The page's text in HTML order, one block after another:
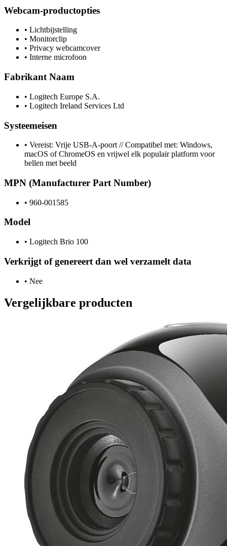
Webcam-productopties
• Lichtbijstelling
• Monitorclip
• Privacy webcamcover
• Interne microfoon
Fabrikant Naam
• Logitech Europe S.A.
• Logitech Ireland Services Ltd
Systeemeisen
• Vereist: Vrije USB-A-poort // Compatibel met: Windows,
macOS of ChromeOS en vrijwel elk populair platform voor
bellen met beeld
MPN (Manufacturer Part Number)
• 960-001585
Model
• Logitech Brio 100
Verkrijgt of genereert dan wel verzamelt data
• Nee
Vergelijkbare producten